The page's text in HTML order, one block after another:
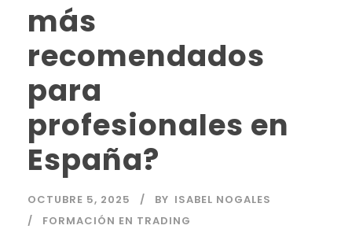
más
recomendados
para
profesionales en
España?
OCTUBRE 5, 2025 BY ISABEL NOGALES
FORMACIÓN EN TRADING